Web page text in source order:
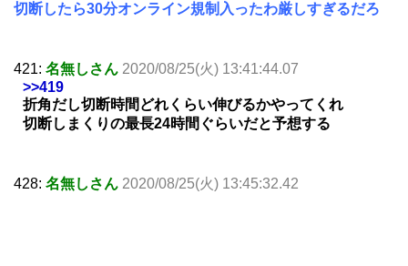
切断したら30分オンライン規制入ったわ厳しすぎるだろ
421: 名無しさん 2020/08/25(火) 13:41:44.07
>>419
折角だし切断時間どれくらい伸びるかやってくれ
切断しまくりの最長24時間ぐらいだと予想する
428: 名無しさん 2020/08/25(火) 13:45:32.42